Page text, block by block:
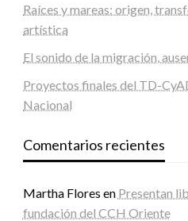
Raíces y mareas: origen,
artística
El sonido de la migración,
Proyectos finales del TD-
Nacional
Comentarios recientes
Martha Flores en Presentan
fundación del CCH Oriente